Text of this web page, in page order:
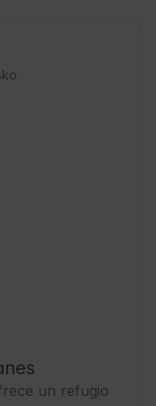
un refugio